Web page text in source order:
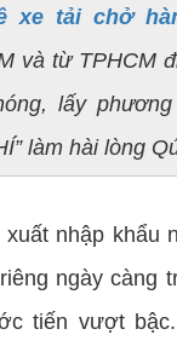
xe tải chở
và từ TPHCM
lấy phương
làm hài lòng
xuất nhập khẩu
ngày càng
tiến vượt